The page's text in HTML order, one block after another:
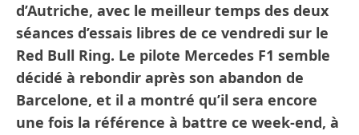
d’Autriche, avec le meilleur temps des deux
séances d’essais libres de ce vendredi sur le
Red Bull Ring. Le pilote Mercedes F1 semble
décidé à rebondir après son abandon de
Barcelone, et il a montré qu’il sera encore
une fois la référence à battre ce week-end, à